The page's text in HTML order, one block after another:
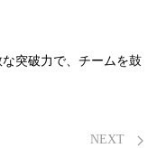
な突破力で、チームを鼓
NEXT